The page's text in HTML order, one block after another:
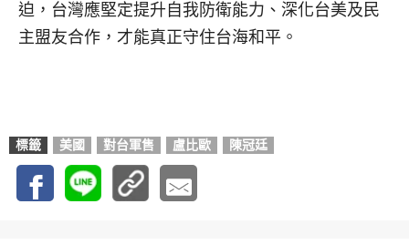
迫，台灣應堅定提升自我防衛能力、深化台美及民
主盟友合作，才能真正守住台海和平。
標籤 美國 對台軍售 盧比歐 陳冠廷